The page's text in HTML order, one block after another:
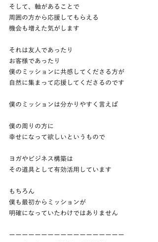
そして、軸があることで
周囲の方から応援してもらえる
機会も増えた気がします
それは友人であったり
お客様であったり
僕のミッションに共感してくださる方が
自然に集まって応援してくださるのです
僕のミッションは分かりやすく言えば
僕の周りの方に
幸せになって欲しいというもので
ヨガやビジネス構築は
その道具として有効活用しています
もちろん
僕も最初からミッションが
明確になっていたわけではありません
ーーーーーーーーーーーーーーーーーー